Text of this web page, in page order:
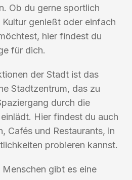
Ob du gerne sportlich
genießt oder einfach
hier findest du
für dich.
der Stadt ist das
Stadtzentrum, das zu
durch die
Hier findest du auch
Cafés und Restaurants, in
probieren kannst.
gibt es eine